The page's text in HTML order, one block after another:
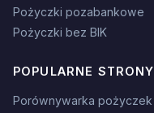
Pożyczki pozabankowe
Pożyczki bez BIK
POPULARNE STRONY
Porównywarka pożyczek